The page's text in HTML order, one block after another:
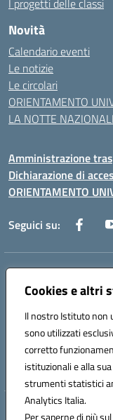
Cookies e altri
Il nostro Istituto non
sono utilizzati
corretto
istituzionali e alla
strumenti statistici
Analytics Italia.
Per saperne di più
I progetti delle classi
Novità
Calendario eventi
Le notizie
Le circolari
ORIENTAMENTO
LA NOTTE
Amministrazione
Dichiarazione di
ORIENTAMENTO
Seguici su:
Indirizzo:
Centralino:0882 331218
Codice fiscale:
Codice meccanografico:
Codice unico di
Hosting